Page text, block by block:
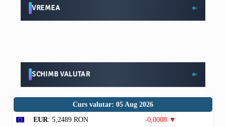
VREMEA
SCHIMB VALUTAR
Curs valutar: 05 Aug 2026
EUR: 5,2489 RON
-0,0008 ▼